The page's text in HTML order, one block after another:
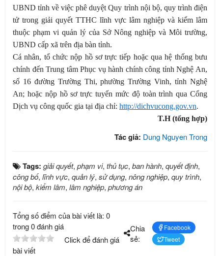
UBND tỉnh về việc phê duyệt Quy trình nội bộ, quy trình điện
tử trong giải quyết TTHC lĩnh vực lâm nghiệp và kiểm lâm
thuộc phạm vi quản lý của Sở Nông nghiệp và Môi trường,
UBND cấp xã trên địa bàn tỉnh.
Cá nhân, tổ chức nộp hồ sơ trực tiếp hoặc qua hệ thống bưu
chính đến Trung tâm Phục vụ hành chính công tỉnh Nghệ An,
số 16 đường Trường Thi, phường Trường Vinh, tỉnh Nghệ
An; hoặc nộp hồ sơ trực tuyến mức độ toàn trình qua Cổng
Dịch vụ công quốc gia tại địa chỉ: http://dichvucong.gov.vn.
T.H (tổng hợp)
Tác giả: Dung Nguyen Trong
Tags: giải quyết, phạm vi, thủ tục, ban hành, quyết định,
công bố, lĩnh vực, quản lý, sử dụng, nông nghiệp, quy trình,
nội bộ, kiểm lâm, lâm nghiệp, phương án
Tổng số điểm của bài viết là: 0
trong 0 đánh giá
Click để đánh giá
bài viết
Chia
sẻ:
Facebook
Tweet